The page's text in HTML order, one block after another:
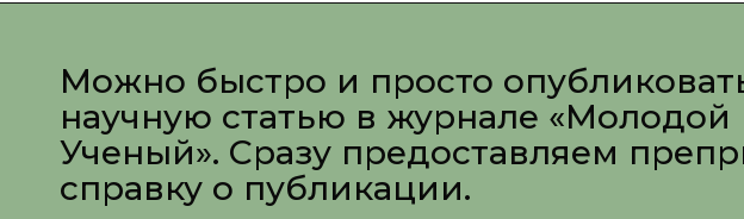
Можно быстро и просто
научную статью в журнале «Молодой
Ученый». Сразу предоставляем
справку о публикации.